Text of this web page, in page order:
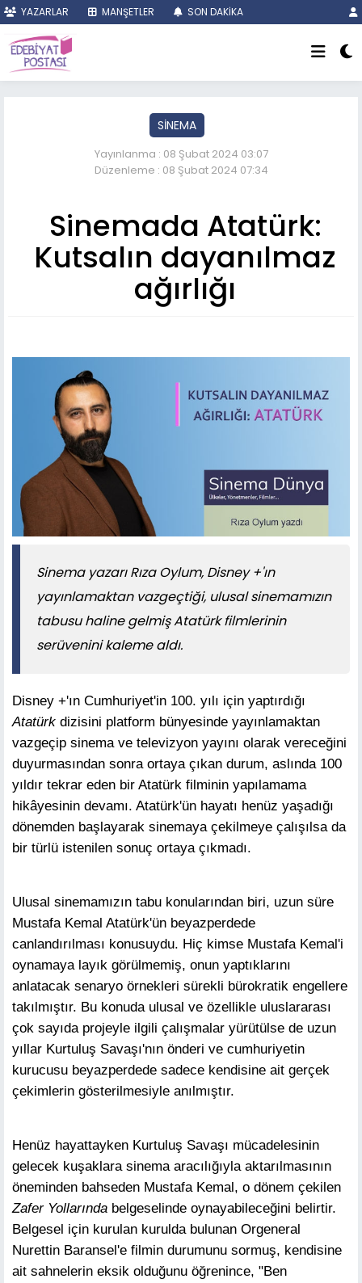
YAZARLAR MANŞETLER SON DAKİKA
SİNEMA
Yayınlanma : 08 Şubat 2024 03:07
Düzenleme : 08 Şubat 2024 07:34
Sinemada Atatürk:
Kutsalın dayanılmaz
ağırlığı
Sinema yazarı Rıza Oylum, Disney +'ın
yayınlamaktan vazgeçtiği, ulusal sinemamızın
tabusu haline gelmiş Atatürk filmlerinin
serüvenini kaleme aldı.
Disney +'ın Cumhuriyet'in 100. yılı için yaptırdığı
Atatürk dizisini platform bünyesinde yayınlamaktan
vazgeçip sinema ve televizyon yayını olarak vereceğini
duyurmasından sonra ortaya çıkan durum, aslında 100
yıldır tekrar eden bir Atatürk filminin yapılamama
hikâyesinin devamı. Atatürk'ün hayatı henüz yaşadığı
dönemden başlayarak sinemaya çekilmeye çalışılsa da
bir türlü istenilen sonuç ortaya çıkmadı.
Ulusal sinemamızın tabu konularından biri, uzun süre
Mustafa Kemal Atatürk'ün beyazperdede
canlandırılması konusuydu. Hiç kimse Mustafa Kemal'i
oynamaya layık görülmemiş, onun yaptıklarını
anlatacak senaryo örnekleri sürekli bürokratik engellere
takılmıştır. Bu konuda ulusal ve özellikle uluslararası
çok sayıda projeyle ilgili çalışmalar yürütülse de uzun
yıllar Kurtuluş Savaşı'nın önderi ve cumhuriyetin
kurucusu beyazperdede sadece kendisine ait gerçek
çekimlerin gösterilmesiyle anılmıştır.
Henüz hayattayken Kurtuluş Savaşı mücadelesinin
gelecek kuşaklara sinema aracılığıyla aktarılmasının
öneminden bahseden Mustafa Kemal, o dönem çekilen
Zafer Yollarında belgeselinde oynayabileceğini belirtir.
Belgesel için kurulan kurulda bulunan Orgeneral
Nurettin Baransel'e filmin durumunu sormuş, kendisine
ait sahnelerin eksik olduğunu öğrenince, "Ben